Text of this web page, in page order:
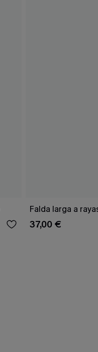
Falda larga a
37,00 €